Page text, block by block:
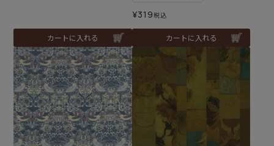
カートに入れる
¥319税込
カートに入れる